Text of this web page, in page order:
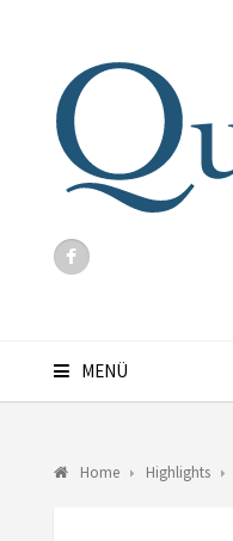
MENÜ
Home Highlights